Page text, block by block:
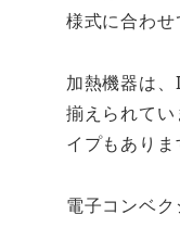
様式に合わせ
加熱機器は
揃えられて
イプもありま
電子コンベ